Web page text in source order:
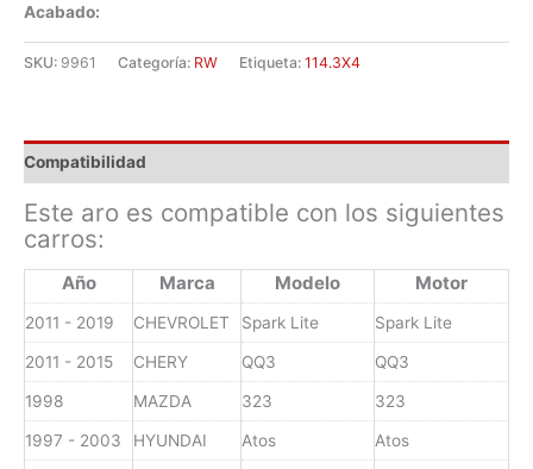
Acabado:
SKU: 9961 Categoría: RW Etiqueta: 114.3X4
Compatibilidad
Este aro es compatible con los siguientes
carros:
Año Marca Modelo Motor
2011 - 2019 CHEVROLET Spark Lite Spark Lite
2011 - 2015 CHERY QQ3 QQ3
1998 MAZDA 323 323
1997 - 2003 HYUNDAI Atos Atos